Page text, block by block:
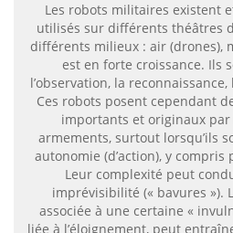
Les robots militaires existent
utilisés sur différents théâtres
différents milieux : air (drones),
est en forte croissance. Ils
l’observation, la
Ces robots posent cependant
importants et originaux
armements, surtout lorsqu’ils
autonomie (d’action), y compris
Leur complexité peut
imprévisibilité (« bavures »).
associée à une certaine «
liée à l’éloignement, peut